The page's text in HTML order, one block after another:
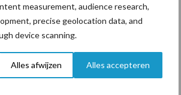
measurement, audience research,
precise geolocation data, and
device scanning.
Alles afwijzen Alles accepteren
als Cumela bieden, kunnen
hun bemestingsresultaten aanzienlijk
aan een duurzamere landbouw.
over Loonbedrijf Kuunders uit vakbladde
930:“Dertigduizend uren moet íe wel